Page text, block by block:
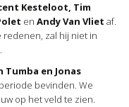
Kesteloot, Tim
en Andy Van Vliet af.
redenen, zal hij niet in
Tumba en Jonas
bevinden. We
op het veld te zien.